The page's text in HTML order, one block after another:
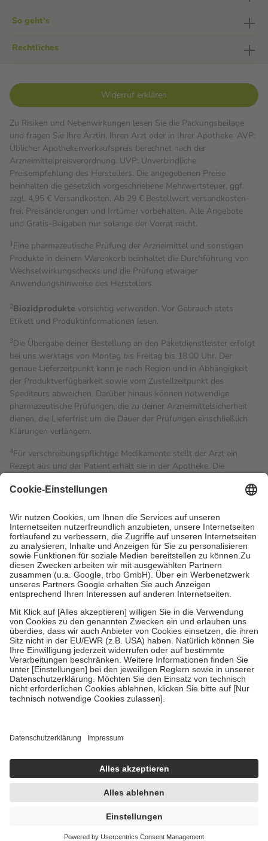
So geht's
Rechtliches
Widerruf erklären
Zu Risiken und Nebenwirkungen lesen Sie die Packungsbeilage
und fragen Sie Ihre Ärztin, Ihren Arzt oder in Ihrer Apotheke. AVP:
Üblicher Apothekenverkaufspreis berechnet nach der
Arzneimittelpreisverordnung. UVP: Unverbindliche
Preisempfehlung des Herstellers. Die angegebenen Preise
beinhalten die gesetzlich vorgeschriebene Mehrwertsteuer, ggf.
zzgl. 4,95 € Versandkosten. Ab 29 € Bestell­wert versand­kosten­
frei. Preisänderungen und Irrtümer vorbehalten. Alle Angebote
und Gratis-Beigaben nur solange der Vorrat reicht.
1Eine pharmazeutische Prüfung der Arzneimittel und sonstigen
Produkte in deinem Warenkorb beinhaltet die Durchführung von
Wechselwirkungschecks und die Prüfung etwaiger
Anwendungshinweise des Herstellers.
2Biozidprodukte vorsichtig verwenden. Vor Gebrauch stets
Etikett und Produktinformationen lesen.
3Die Übergabe deiner Bestellung an den Paketdienstleister erfolgt
bei uns werktags von Montag bis Freitag bis 18:00 Uhr. Der
genaue Lieferzeitpunkt kann je nach Region und in Abhängigkeit
der Produktverfügbarkeit sowie vom Zustellzeitpunkt des
Spediteurs abweichen. Darüber hinaus können notwendige
pharmazeutische Prüfungen, die zu deiner Arzneimittelsicherheit
dienen, die Lieferfrist um die Dauer der Prüfungen einschließlich
Klärungen verlängern.
4Für verschreibungspflichtige Medikamente stellt der Arzt ein
Rezept aus und der Patient erhält sie in der Apotheke. Die
Kosten dafür, der Versicherte trägt einen Teil davon als Zuzahlung
Grundsätzlich leisten Mitglieder Zuzahlungen in Höhe von zehn
Prozent des Abgabepreises,mindestensjedochfünf Euround
höchstens zehn Euro.Es sind jedoch nie mehr als die
tatsächlichen Kosten der Leistung zu entrichten.
Diese Regeln gelten grundsätzlich auch für Online-Apotheken.
Bei Heilmitteln und häuslicher Krankenpflege beträgt die
Zuzahlung zehn Prozent der Kosten sowie zehn Euro je
Um das Engagement der Versicherten für ihre eigene Gesundheit
zu stärken und die besondere Stellung der Familie zu unterstützen,
fallenkeine Zuzahlungenan bei:
• Kindern und Jugendlichen bis zum vollendeten 18. Lebensjahr
mit Ausnahme der Fahrkosten
• Untersuchungen zur Vorsorge und Früherkennung, die von der
GKV getragen werden
• empfohlenen Schutzimpfungen
Wir nutzen Trusted Shops als unabhängigen Dienstleister für die
getroffen, um sicherzustellen, dass es sich um echte Bewertungen
handelt. Mehr Informationen findest du hier:
https://help.etrusted.com/hc/de/articles/4419944605341
Einige Bilder und Inhalte wurden unter Zuhilfenahme künstlicher